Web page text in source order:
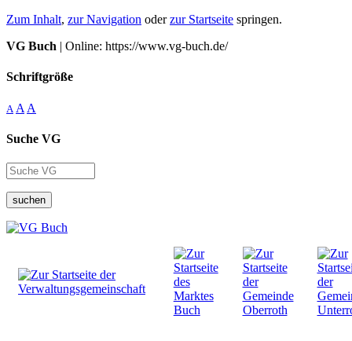
Zum Inhalt, zur Navigation oderzur Startseite springen.
VG Buch | Online: https://www.vg-buch.de/
Schriftgröße
A A A
Suche VG
suchen